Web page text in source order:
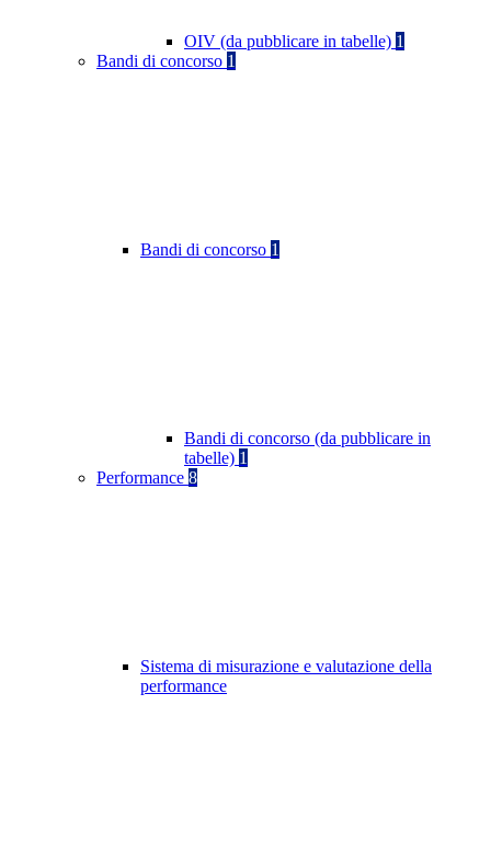
OIV (da pubblicare in tabelle) 1
Bandi di concorso 1
Bandi di concorso 1
Bandi di concorso (da pubblicare in
tabelle) 1
Performance 8
Sistema di misurazione e valutazione della
performance